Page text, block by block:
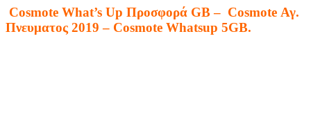
Cosmote What’s Up Προσφορά GB – Cosmote Αγ.
Πνευματος 2019 – Cosmote Whatsup 5GB.